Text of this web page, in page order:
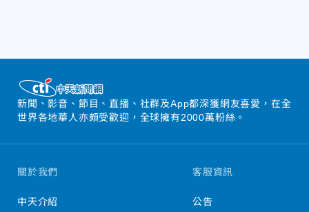
新聞、影音、節目、直播、社群及App都深獲網友喜愛，在全
世界各地華人亦頗受歡迎，全球擁有2000萬粉絲。
關於我們
中天介紹
客服資訊
公告